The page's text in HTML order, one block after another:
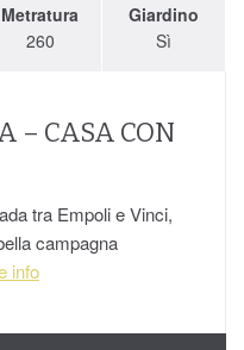
Metratura
260
Giardino
Sì
– CASA CON
tra Empoli e Vinci,
campagna
info